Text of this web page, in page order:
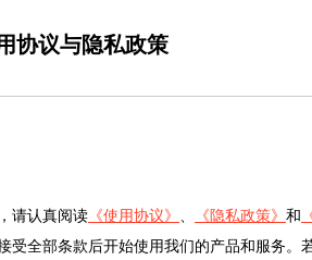
协议与隐私政策
请认真阅读 《使用协议》 《隐私政策》 和
受全部条款后开始使用我们的产品和服务。